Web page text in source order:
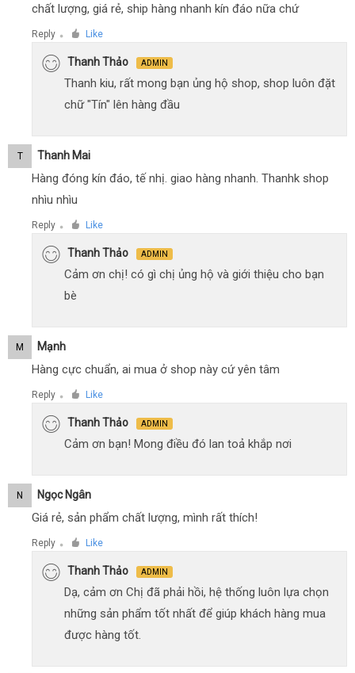
chất lượng, giá rẻ, ship hàng nhanh kín đáo nữa chứ
Reply ● Like
Thanh Thảo ADMIN
Thanh kiu, rất mong bạn ủng hộ shop, shop luôn đặt
chữ "Tín" lên hàng đầu
T Thanh Mai
Hàng đóng kín đáo, tế nhị. giao hàng nhanh. Thanhk shop
nhìu nhìu
Reply ● Like
Thanh Thảo ADMIN
Cảm ơn chị! có gì chị ủng hộ và giới thiệu cho bạn
bè
M Mạnh
Hàng cực chuẩn, ai mua ở shop này cứ yên tâm
Reply ● Like
Thanh Thảo ADMIN
Cảm ơn bạn! Mong điều đó lan toả khắp nơi
N Ngọc Ngân
Giá rẻ, sản phẩm chất lượng, mình rất thích!
Reply ● Like
Thanh Thảo ADMIN
Dạ, cảm ơn Chị đã phải hồi, hệ thống luôn lựa chọn
những sản phẩm tốt nhất để giúp khách hàng mua
được hàng tốt.